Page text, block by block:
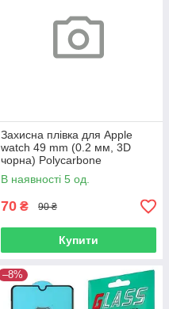
Захисна плівка для Apple
watch 49 mm (0.2 мм, 3D
чорна) Polycarbone
В наявності 5 од.
70 ₴ 90 ₴
Купити
–8%